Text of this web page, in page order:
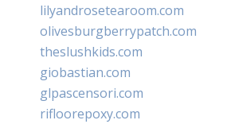
lilyandrosetearoom.com
olivesburgberrypatch.com
theslushkids.com
giobastian.com
glpascensori.com
rifloorepoxy.com